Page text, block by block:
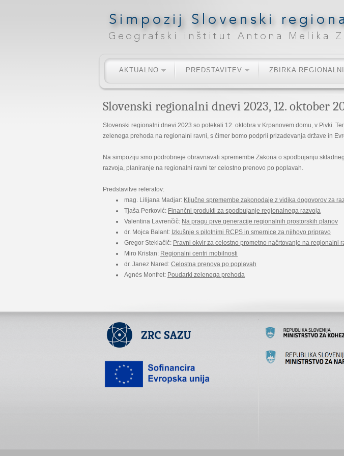
AKTUALNO PREDSTAVITEV ZBIRKA
Slovenski regionalni dnevi 2023, 12. oktober
Slovenski regionalni dnevi 2023 so potekali 12. oktobra v Krpanovem domu, v Pivki.
zelenega prehoda na regionalni ravni, s čimer bomo podprli prizadevanja države in
Na simpoziju smo podrobneje obravnavali spremembe Zakona o spodbujanju
razvoja, planiranje na regionalni ravni ter celostno prenovo po poplavah.
Predstavitve referatov:
mag. Lilijana Madjar: Ključne spremembe zakonodaje z vidika dogovorov za
Tjaša Perković: Finančni produkti za spodbujanje regionalnega razvoja
Valentina Lavrenčič: Na pragu prve generacije regionalnih prostorskih planov
dr. Mojca Balant: Izkušnje s pilotnimi RCPS in smernice za njihovo pripravo
Gregor Steklačič: Pravni okvir za celostno prometno načrtovanje na regionalni
Miro Kristan: Regionalni centri mobilnosti
dr. Janez Nared: Celostna prenova po poplavah
Agnès Monfret: Poudarki zelenega prehoda